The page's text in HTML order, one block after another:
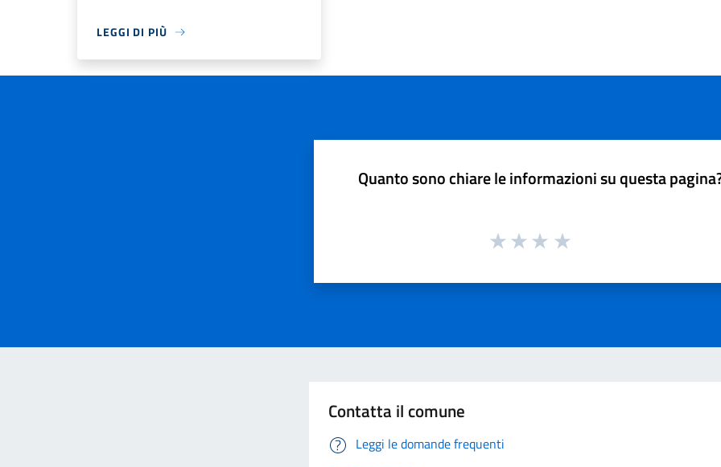
LEGGI DI PIÙ
Quanto sono chiare le informazioni su questa
Contatta il comune
Leggi le domande frequenti